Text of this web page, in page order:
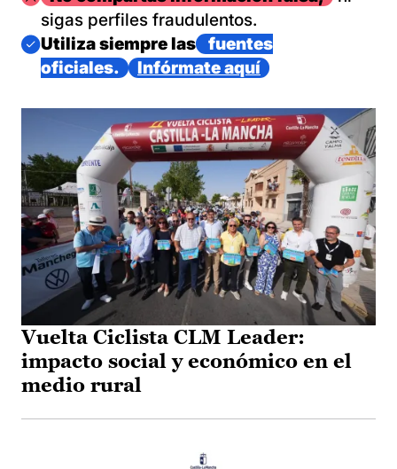
sigas perfiles fraudulentos.
Imagen
Utiliza siempre las
fuentes
oficiales.
Infórmate aquí
Vuelta Ciclista CLM Leader:
impacto social y económico en el
medio rural